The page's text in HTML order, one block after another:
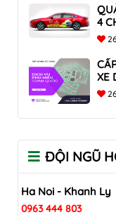
4
ĐỘI NGŨ
Ha Noi - Khanh Ly
0963 444 803